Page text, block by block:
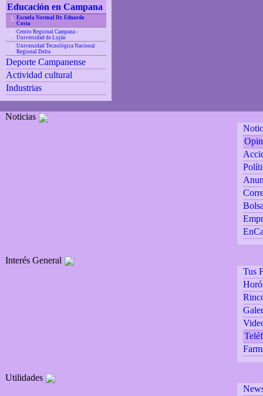
Educación en Campana
Escuela Normal Dr. Eduardo
Costa
Centro Regional Campana -
Universidad de Luján
Universidad Tecnológica Nacional
Regional Delta
Deporte Campanense
Actividad cultural
Industrias
Noticias
Interés General
Tus
Utilidades